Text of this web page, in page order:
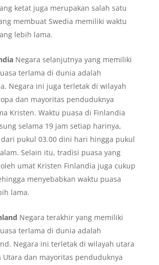
ketat juga merupakan salah satu
membuat Swedia memiliki waktu
lebih lama.
Negara selanjutnya yang memiliki
terlama di dunia adalah
Negara ini juga terletak di wilayah
dan mayoritas penduduknya
Kristen. Waktu puasa di Finlandia
selama 19 jam setiap harinya,
pukul 03.00 dini hari hingga pukul
Selain itu, tradisi puasa yang
umat Kristen Finlandia juga cukup
menyebabkan waktu puasa
lama.
Negara terakhir yang memiliki
terlama di dunia adalah
Negara ini terletak di wilayah utara
Utara dan mayoritas penduduknya